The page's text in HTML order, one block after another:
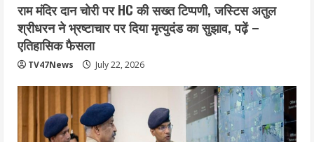
राम मंदिर दान चोरी पर HC की सख्त टिप्पणी, जस्टिस अतुल
श्रीधरन ने भ्रष्टाचार पर द‍िया मृत्युदंड का सुझाव, पढ़ें –
एत‍िहास‍िक फैसला
TV47News July 22, 2026